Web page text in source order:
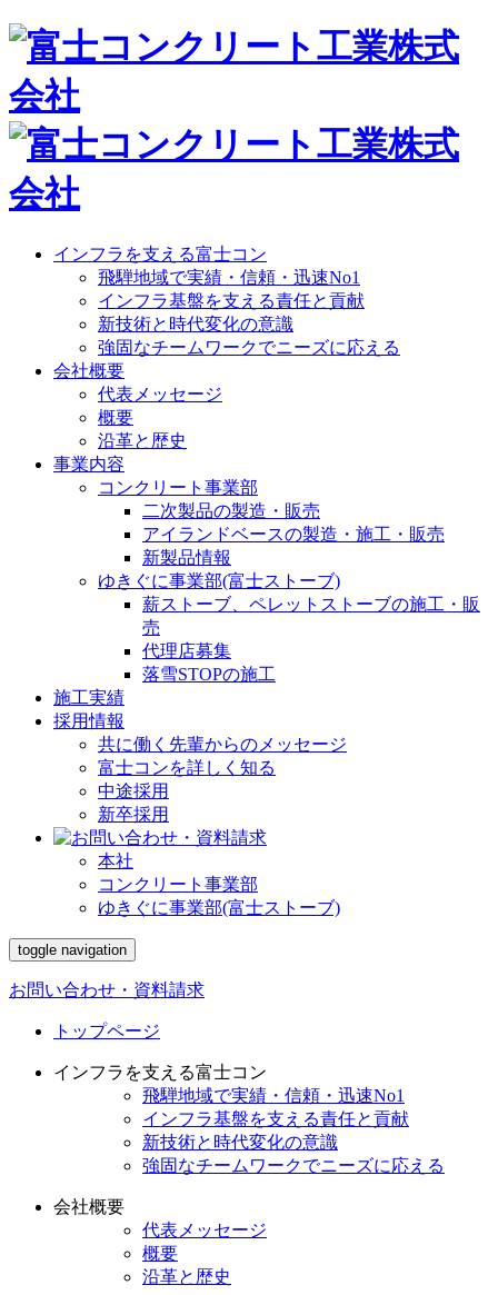
インフラを支える富士コン
飛騨地域で実績・信頼・迅速No1
インフラ基盤を支える責任と貢献
新技術と時代変化の意識
強固なチームワークでニーズに応える
会社概要
代表メッセージ
概要
沿革と歴史
事業内容
コンクリート事業部
二次製品の製造・販売
アイランドベースの製造・施工・販売
新製品情報
ゆきぐに事業部(富士ストーブ)
薪ストーブ、ペレットストーブの施工・販
売
代理店募集
落雪STOPの施工
施工実績
採用情報
共に働く先輩からのメッセージ
富士コンを詳しく知る
中途採用
新卒採用
本社
コンクリート事業部
ゆきぐに事業部(富士ストーブ)
toggle navigation
お問い合わせ・資料請求
トップページ
インフラを支える富士コン
飛騨地域で実績・信頼・迅速No1
インフラ基盤を支える責任と貢献
新技術と時代変化の意識
強固なチームワークでニーズに応える
会社概要
代表メッセージ
概要
沿革と歴史